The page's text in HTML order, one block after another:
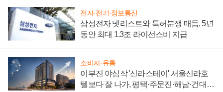
전자·전기·정보통신
삼성전자 넷리스트와 특허분쟁 매듭, 5년
동안 최대 1.3조 라이선스비 지급
소비자·유통
이부진 야심작 '신라스테이' 서울신라호
텔보다 잘 나가, 평택·주문진·해남·건대로